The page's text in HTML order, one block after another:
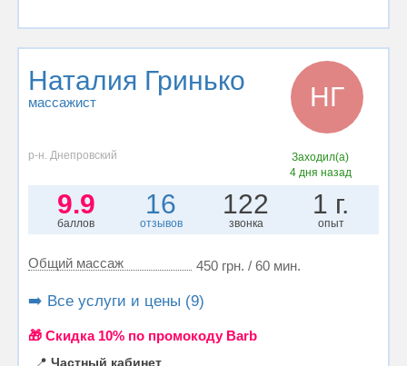
Наталия Гринько
массажист НГ
р-н. Днепровский
Заходил(а)
4 дня назад
9.9
баллов
16
отзывов
122
звонка
1 г.
опыт
Общий массаж 450 грн. / 60 мин.
➡️ Все услуги и цены (9)
🎁 Cкидка 10% по промокоду Barb
📍 Частный кабинет